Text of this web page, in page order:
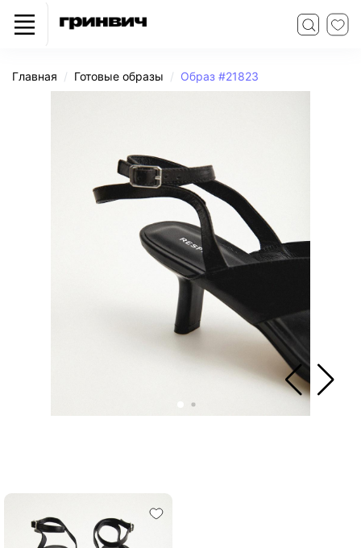
Главная Готовые образы Образ #21823